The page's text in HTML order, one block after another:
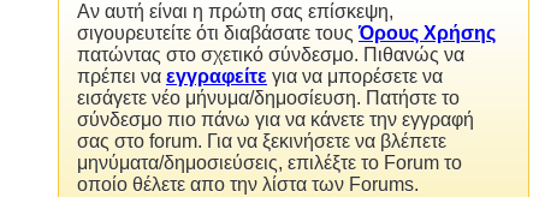
Αν αυτή είναι η πρώτη σας επίσκεψη,
σιγουρευτείτε ότι διαβάσατε τουςΌρους Χρήσης
πατώντας στο σχετικό σύνδεσμο. Πιθανώς να
πρέπει να εγγραφείτε για να μπορέσετε να
εισάγετε νέο μήνυμα/δημοσίευση. Πατήστε το
σύνδεσμο πιο πάνω για να κάνετε την εγγραφή
σας στο forum. Για να ξεκινήσετε να βλέπετε
μηνύματα/δημοσιεύσεις, επιλέξτε το Forum το
οποίο θέλετε απο την λίστα των Forums.